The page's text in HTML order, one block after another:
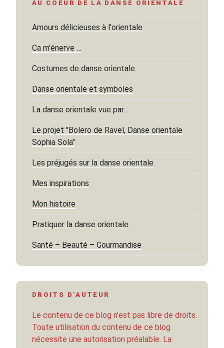
AU COEUR DE LA DANSE ORIENTALE
Amours délicieuses à l'orientale
Ca m'énerve …
Costumes de danse orientale
Danse orientale et symboles
La danse orientale vue par…
Le projet "Bolero de Ravel, Danse orientale
Sophia Sola"
Les préjugés sur la danse orientale
Mes inspirations
Mon histoire
Pratiquer la danse orientale
Santé – Beauté – Gourmandise
DROITS D’AUTEUR
Le contenu de ce blog n’est pas libre de droits.
Toute utilisation du contenu de ce blog
nécessite une autorisation préalable. La